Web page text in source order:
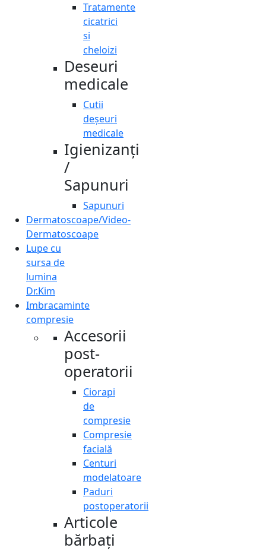
Tratamente
cicatrici
si
cheloizi
Deseuri
medicale
Cutii
deșeuri
medicale
Igienizanți
/
Sapunuri
Sapunuri
Dermatoscoape/Video-
Dermatoscoape
Lupe cu
sursa de
lumina
Dr.Kim
Imbracaminte
compresie
Accesorii
post-
operatorii
Ciorapi
de
compresie
Compresie
facială
Centuri
modelatoare
Paduri
postoperatorii
Articole
bărbați